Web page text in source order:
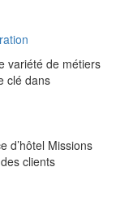
variété de métiers
clé dans
d’hôtel Missions
clients